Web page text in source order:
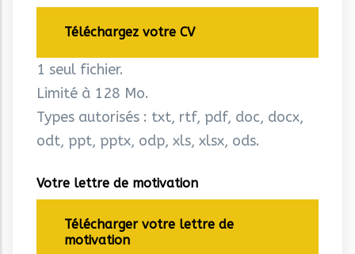
Téléchargez votre CV
1 seul fichier.
Limité à 128 Mo.
Types autorisés : txt, rtf, pdf, doc, docx,
odt, ppt, pptx, odp, xls, xlsx, ods.
Votre lettre de motivation
Télécharger votre lettre de
motivation